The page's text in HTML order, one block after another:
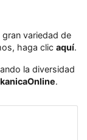
variedad de
haga clic aquí․
la diversidad
․